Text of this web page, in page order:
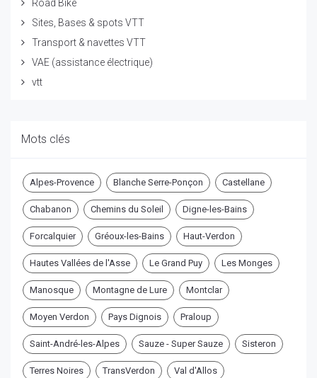
Road Bike
Sites, Bases & spots VTT
Transport & navettes VTT
VAE (assistance électrique)
vtt
Mots clés
Alpes-Provence Blanche Serre-Ponçon Castellane
Chabanon Chemins du Soleil Digne-les-Bains
Forcalquier Gréoux-les-Bains Haut-Verdon
Hautes Vallées de l'Asse Le Grand Puy Les Monges
Manosque Montagne de Lure Montclar
Moyen Verdon Pays Dignois Praloup
Saint-André-les-Alpes Sauze - Super Sauze Sisteron
Terres Noires TransVerdon Val d'Allos